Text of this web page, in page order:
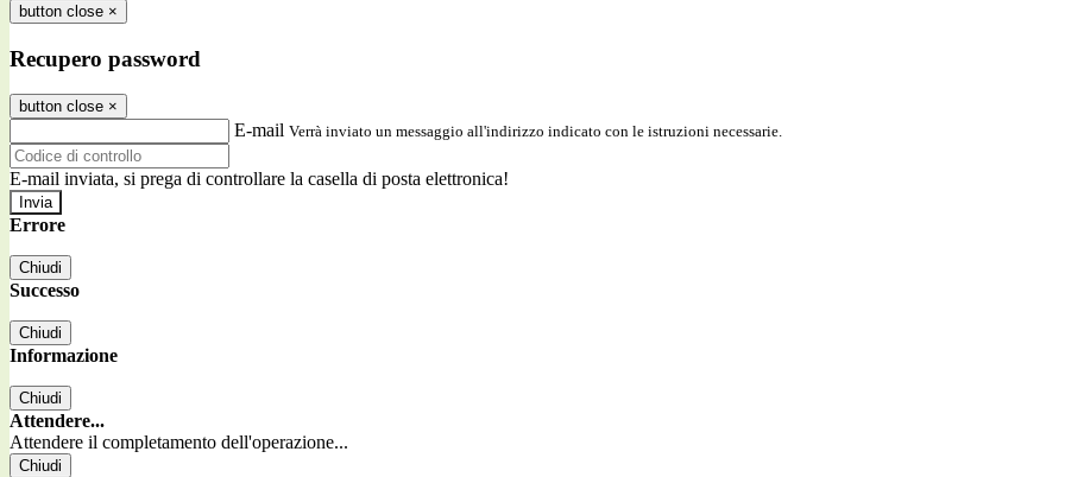
button close ×
Recupero password
button close ×
E-mail Verrà inviato un messaggio all'indirizzo indicato con le istruzioni necessarie.
E-mail inviata, si prega di controllare la casella di posta elettronica!
Errore
Chiudi
Successo
Chiudi
Informazione
Chiudi
Attendere...
Attendere il completamento dell'operazione...
Chiudi